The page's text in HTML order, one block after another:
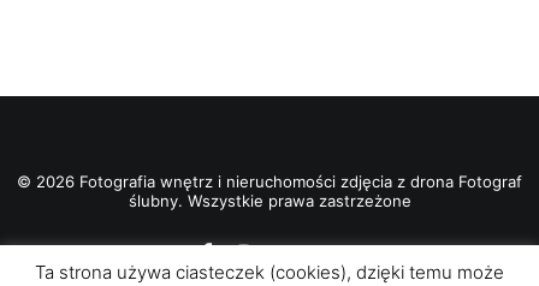
© 2026 Fotografia wnętrz i nieruchomości zdjęcia z drona Fotograf
ślubny. Wszystkie prawa zastrzeżone
Ta strona używa ciasteczek (cookies), dzięki temu może